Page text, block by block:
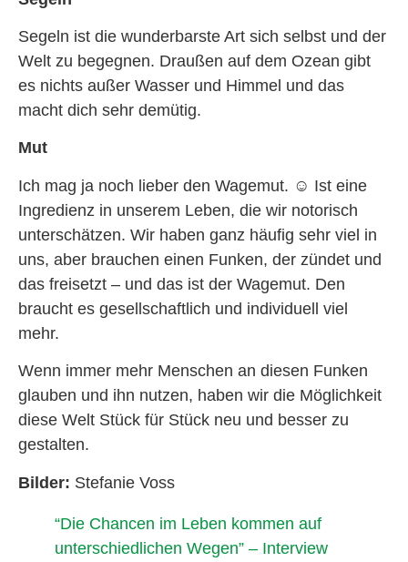
Segeln ist die wunderbarste Art sich selbst und der
Welt zu begegnen. Draußen auf dem Ozean gibt
es nichts außer Wasser und Himmel und das
macht dich sehr demütig.
Mut
Ich mag ja noch lieber den Wagemut. ☺ Ist eine
Ingredienz in unserem Leben, die wir notorisch
unterschätzen. Wir haben ganz häufig sehr viel in
uns, aber brauchen einen Funken, der zündet und
das freisetzt – und das ist der Wagemut. Den
braucht es gesellschaftlich und individuell viel
mehr.
Wenn immer mehr Menschen an diesen Funken
glauben und ihn nutzen, haben wir die Möglichkeit
diese Welt Stück für Stück neu und besser zu
gestalten.
Bilder: Stefanie Voss
“Die Chancen im Leben kommen auf
unterschiedlichen Wegen” – Interview